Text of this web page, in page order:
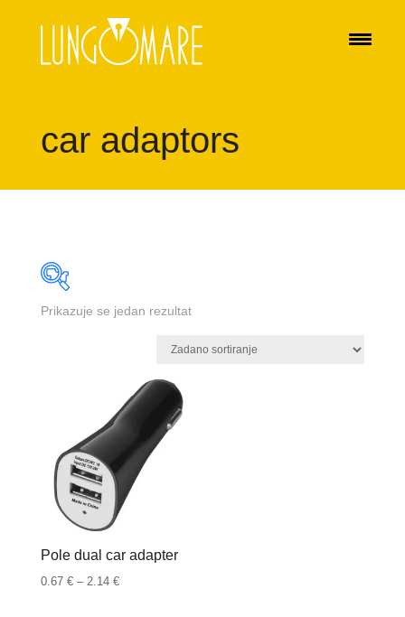
car adaptors
Prikazuje se jedan rezultat
Pole dual car adapter
0.67 € – 2.14 €Raspon